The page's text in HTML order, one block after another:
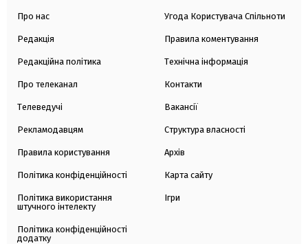
Про нас
Редакція
Редакційна політика
Про телеканал
Телеведучі
Рекламодавцям
Правила користування
Політика конфіденційності
Політика використання
штучного інтелекту
Політика конфіденційності
додатку
Угода Користувача Спільноти
Правила коментування
Технічна інформація
Контакти
Вакансії
Структура власності
Архів
Карта сайту
Ігри